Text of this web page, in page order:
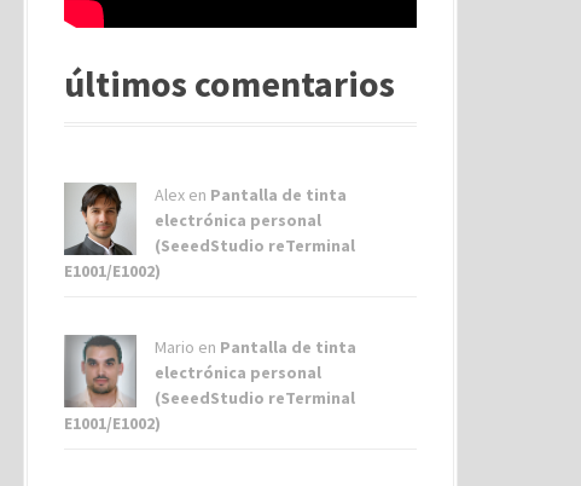
últimos comentarios
Alex en Pantalla de tinta
electrónica personal
(SeeedStudio reTerminal
E1001/E1002)
Mario en Pantalla de tinta
electrónica personal
(SeeedStudio reTerminal
E1001/E1002)